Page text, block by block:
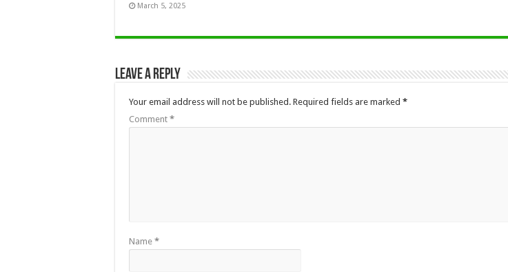
March 5, 2025
Leave a Reply
Your email address will not be published. Required fields are marked *
Comment *
Name *